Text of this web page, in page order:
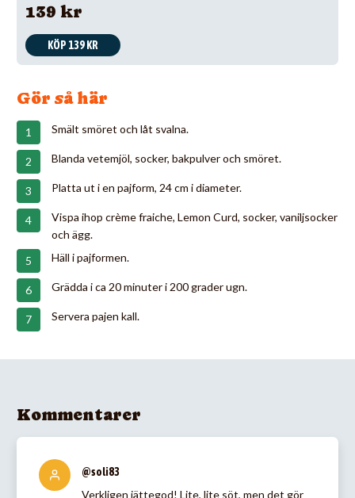
139 kr
KÖP 139 KR
Gör så här
Smält smöret och låt svalna.
Blanda vetemjöl, socker, bakpulver och smöret.
Platta ut i en pajform, 24 cm i diameter.
Vispa ihop crème fraiche, Lemon Curd, socker, vaniljsocker
och ägg.
Häll i pajformen.
Grädda i ca 20 minuter i 200 grader ugn.
Servera pajen kall.
Kommentarer
@soli83
Verkligen jättegod! Lite, lite söt, men det gör